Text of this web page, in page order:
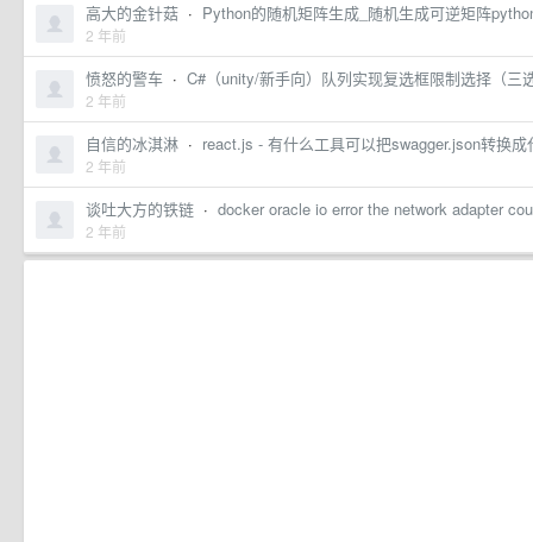
高大的金针菇 · Python的随机矩阵生成_随机生成可逆矩阵
2 年前
愤怒的警车 · C#（unity/新手向）队列实现复选框限制选择（三
2 年前
自信的冰淇淋 · react.js - 有什么工具可以把swagger.json转换
2 年前
谈吐大方的铁链 · docker oracle io error the network adapter
2 年前